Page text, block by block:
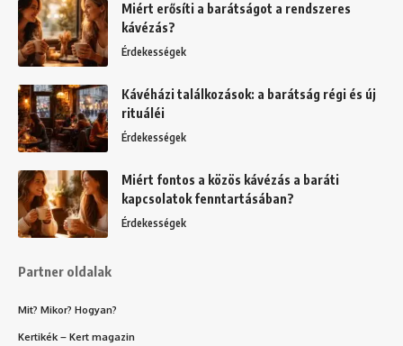
Miért erősíti a barátságot a rendszeres
kávézás?
Érdekességek
Kávéházi találkozások: a barátság régi és új
rituáléi
Érdekességek
Miért fontos a közös kávézás a baráti
kapcsolatok fenntartásában?
Érdekességek
Partner oldalak
Mit? Mikor? Hogyan?
Kertikék – Kert magazin